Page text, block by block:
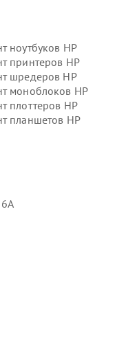
ноутбуков HP
принтеров HP
шредеров HP
моноблоков HP
плоттеров HP
планшетов HP